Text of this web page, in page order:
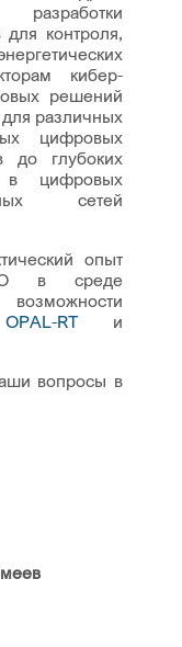
для контроля,
кибер-
решений
различных
цифровых
до глубоких
в цифровых
сетей
опыт
в среде
OPAL-RTи
вопросы в